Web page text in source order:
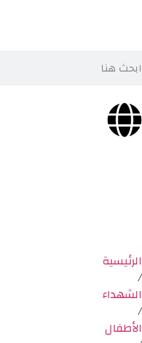
الرئيسية
/
الشهداء
/
الأطفال